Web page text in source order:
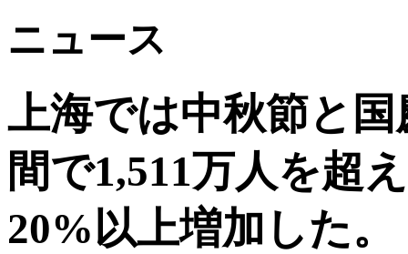
ニュース
上海では中秋節と
間で1,511万人を超
20%以上増加した。